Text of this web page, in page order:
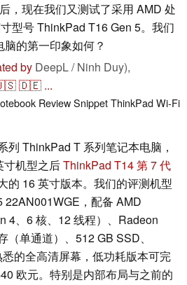
，现在我们又测试了采用 AMD 处
型号 ThinkPad T16 Gen 5。我们
的第一印象如何？
by DeepL / Ninh Duy),
🇩🇪 ...
Review SnippetThinkPadWi-Fi
列 ThinkPad T 系列笔记本电脑，
寸机型之后ThinkPad T14 第 7 代
的 16 英寸版本。我们的评测机型
22AN001WGE，配备 AMD
4、6 核、12 线程）、Radeon
单通道）、512 GB SSD、
的全高清屏幕，低功耗版本可完
欧元。特别是内部布局与之前的